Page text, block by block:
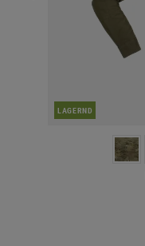
LAGERND